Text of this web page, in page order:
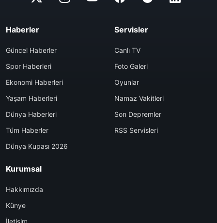
Haberler
Güncel Haberler
Spor Haberleri
Ekonomi Haberleri
Yaşam Haberleri
Dünya Haberleri
Tüm Haberler
Dünya Kupası 2026
Servisler
Canlı TV
Foto Galeri
Oyunlar
Namaz Vakitleri
Son Depremler
RSS Servisleri
Kurumsal
Hakkımızda
Künye